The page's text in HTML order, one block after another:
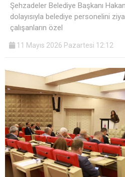
Şehzadeler Belediye Başkanı
dolayısıyla belediye personelini
çalışanların özel
11 Mayıs 2026 Pazartesi 12:12